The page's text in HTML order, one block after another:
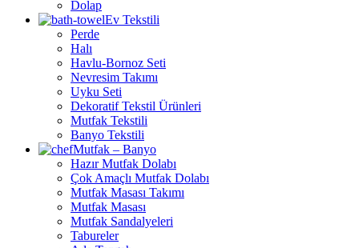
Dolap
Ev Tekstili
Perde
Halı
Havlu-Bornoz Seti
Nevresim Takımı
Uyku Seti
Dekoratif Tekstil Ürünleri
Mutfak Tekstili
Banyo Tekstili
Mutfak – Banyo
Hazır Mutfak Dolabı
Çok Amaçlı Mutfak Dolabı
Mutfak Masası Takımı
Mutfak Masası
Mutfak Sandalyeleri
Tabureler